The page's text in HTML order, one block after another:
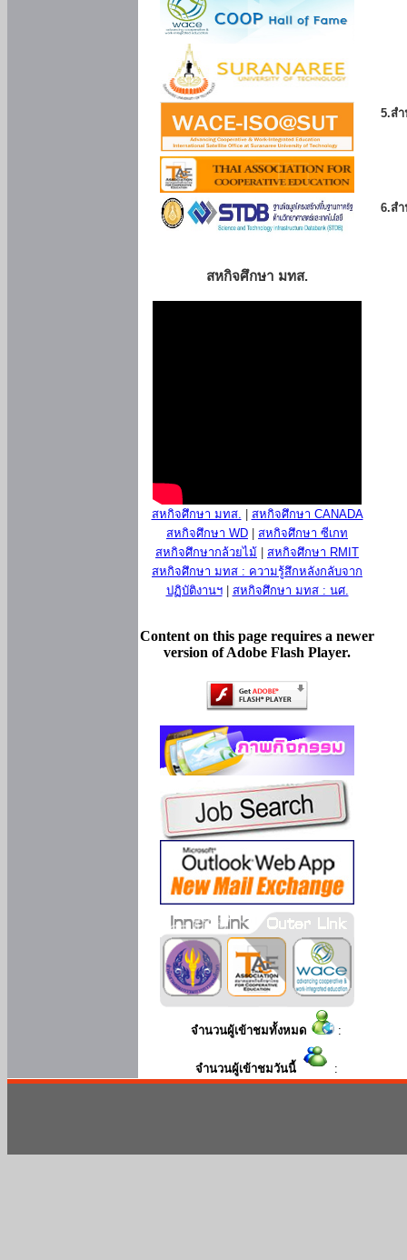
สหกิจศึกษา มทส.
สหกิจศึกษา มทส.
สหกิจศึกษา CANADA
สหกิจศึกษา WD
สหกิจศึกษา ซีเกท
สหกิจศึกษากล้วยไม้
สหกิจศึกษา RMIT
สหกิจศึกษา มทส : ความรู้สึกหลังกลับจาก
ปฏิบัติงานฯ| สหกิจศึกษา มทส : นศ.
Content on this page requires a newer
version of Adobe Flash Player.
จำนวนผู้เข้าชมทั้งหมด :
จำนวนผู้เข้าชมวันนี้ :
5.ส
6.ส